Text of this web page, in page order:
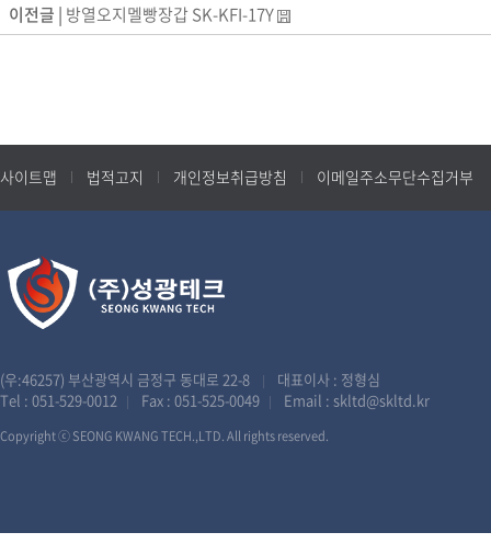
이전글 | 방열오지멜빵장갑 SK-KFI-17Y
사이트맵 법적고지 개인정보취급방침 이메일주소무단수집거부
(우:46257) 부산광역시 금정구 동대로 22-8 |
대표이사 : 정형심
Tel : 051-529-0012 | Fax : 051-525-0049 | Email : skltd@skltd.kr
Copyright ⓒ SEONG KWANG TECH.,LTD. All rights reserved.